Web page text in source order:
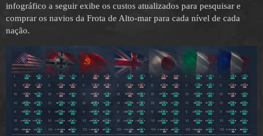
infográfico a seguir exibe os custos atualizados para pesquisar e
comprar os navios da Frota de Alto-mar para cada nível de cada
nação.